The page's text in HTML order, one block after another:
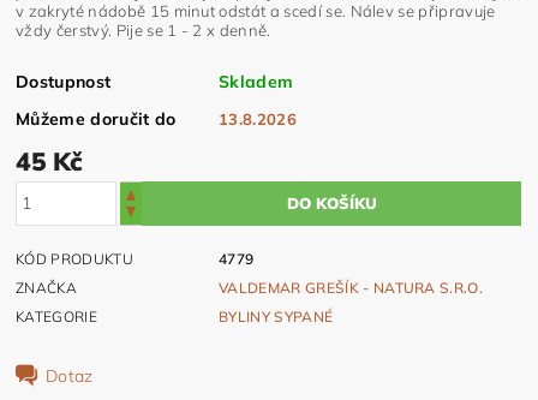
v zakryté nádobě 15 minut odstát a scedí se. Nálev se připravuje
vždy čerstvý. Pije se 1 - 2 x denně.
Dostupnost
Skladem
Můžeme doručit do
13.8.2026
45 Kč
KÓD PRODUKTU
4779
ZNAČKA
VALDEMAR GREŠÍK - NATURA S.R.O.
KATEGORIE
BYLINY SYPANÉ
Dotaz